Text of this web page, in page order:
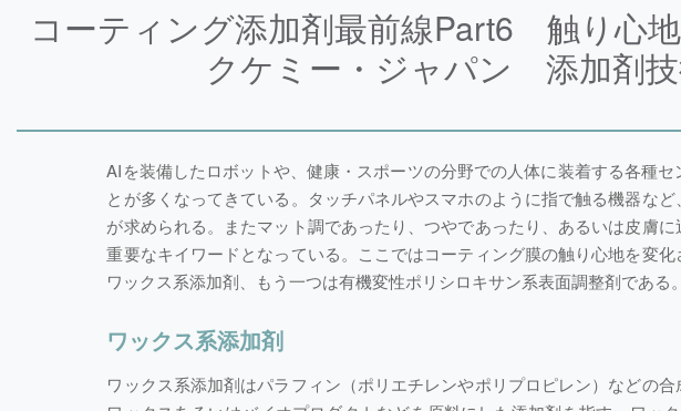
コーティング添加剤最前線Part6 触り心
クケミー・ジャパン 添加剤
AIを装備したロボットや、健康・スポーツの分野での人体に装着する各種
とが多くなってきている。タッチパネルやスマホのように指で触る機器な
が求められる。またマット調であったり、つやであったり、あるいは皮膚
重要なキイワードとなっている。ここではコーティング膜の触り心地を変
ワックス系添加剤、もう一つは有機変性ポリシロキサン系表面調整剤である。
ワックス系添加剤
ワックス系添加剤はパラフィン（ポリエチレンやポリプロピレン）などの